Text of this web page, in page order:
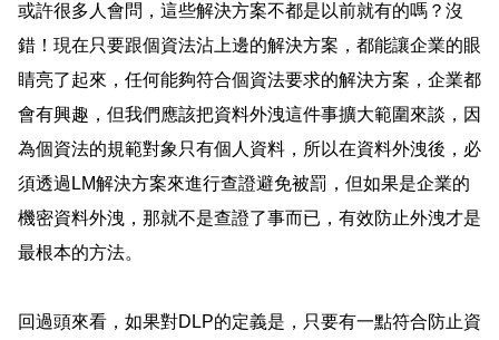
或許很多人會問，這些解決方案不都是以前就有的嗎？沒
錯！現在只要跟個資法沾上邊的解決方案，都能讓企業的眼
睛亮了起來，任何能夠符合個資法要求的解決方案，企業都
會有興趣，但我們應該把資料外洩這件事擴大範圍來談，因
為個資法的規範對象只有個人資料，所以在資料外洩後，必
須透過 LM解決方案來進行查證避免被罰，但如果是企業的
機密資料外洩，那就不是查證了事而已，有效防止外洩才是
最根本的方法。
回過頭來看，如果對DLP的定義是，只要有一點符合防止資